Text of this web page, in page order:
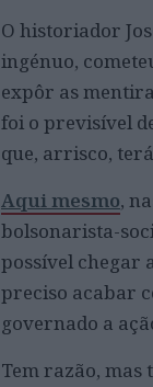
O historiador
ingénuo,
expôr as
foi o previsível
que, arrisco,
Aqui mesmo,
bolsonarista-
possível chegar
preciso acabar
governado a
Tem razão, mas